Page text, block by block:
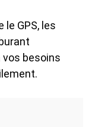
GPS, les
besoins